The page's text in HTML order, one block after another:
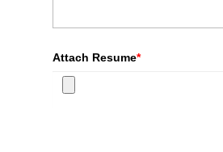
Attach Resume*